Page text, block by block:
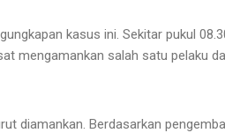
kasus ini. Sekitar pukul
mengamankan salah satu pelaku
diamankan. Berdasarkan